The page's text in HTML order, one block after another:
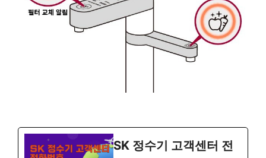
SK 정수기 고객센터 전